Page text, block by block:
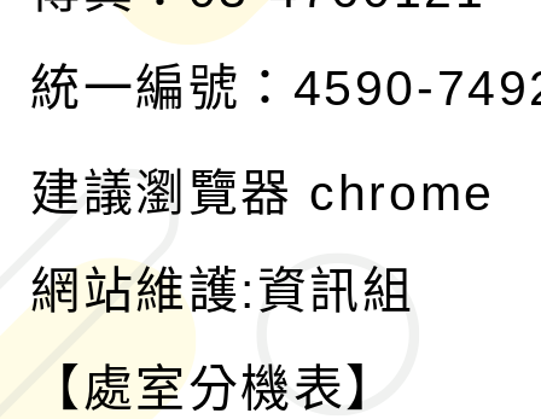
統一編號：4590-
建議瀏覽器 chrome
網站維護:資訊組
【處室分機表】